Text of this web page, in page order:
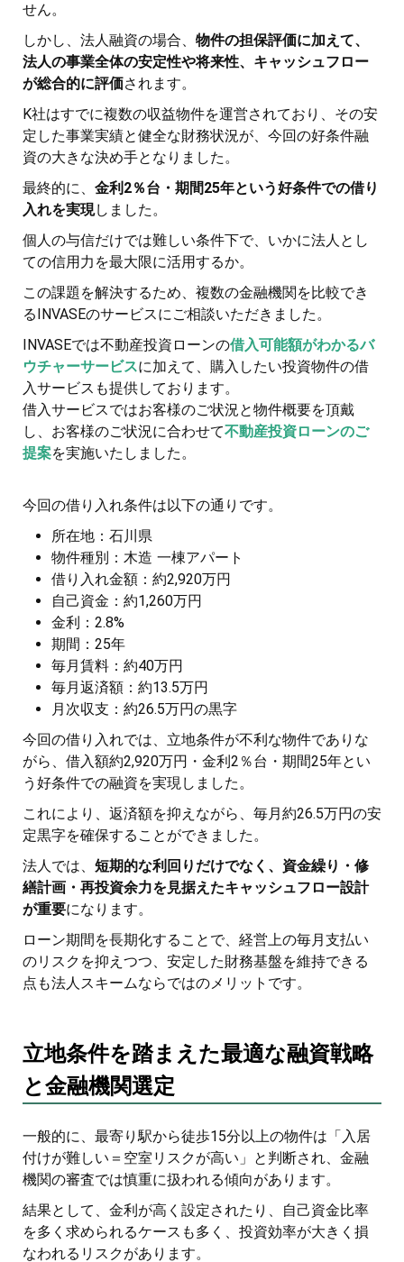
せん。
しかし、法人融資の場合、 物件の担保評価に加えて、
法人の事業全体の安定性や将来性、キャッシュフロー
が総合的に評価されます。
K社はすでに複数の収益物件を運営されており、その安
定した事業実績と健全な財務状況が、今回の好条件融
資の大きな決め手となりました。
最終的に、 金利2％台・期間25年という好条件での借り
入れを実現しました。
個人の与信だけでは難しい条件下で、いかに法人とし
ての信用力を最大限に活用するか。
この課題を解決するため、複数の金融機関を比較でき
るINVASEのサービスにご相談いただきました。
INVASEでは不動産投資ローンの借入可能額がわかるバ
ウチャーサービスに加えて、購入したい投資物件の借
入サービスも提供しております。
借入サービスではお客様のご状況と物件概要を頂戴
し、お客様のご状況に合わせて不動産投資ローンのご
提案を実施いたしました。
今回の借り入れ条件は以下の通りです。
所在地：石川県
物件種別：木造 一棟アパート
借り入れ金額：約2,920万円
自己資金：約1,260万円
金利：2.8%
期間：25年
毎月賃料：約40万円
毎月返済額：約13.5万円
月次収支：約26.5万円の黒字
今回の借り入れでは、立地条件が不利な物件でありな
がら、借入額約2,920万円・金利2％台・期間25年とい
う好条件での融資を実現しました。
これにより、返済額を抑えながら、毎月約26.5万円の安
定黒字を確保することができました。
法人では、 短期的な利回りだけでなく、資金繰り・修
繕計画・再投資余力を見据えたキャッシュフロー設計
が重要になります。
ローン期間を長期化することで、経営上の毎月支払い
のリスクを抑えつつ、安定した財務基盤を維持できる
点も法人スキームならではのメリットです。
立地条件を踏まえた最適な融資戦略
と金融機関選定
一般的に、最寄り駅から徒歩15分以上の物件は「入居
付けが難しい＝空室リスクが高い」と判断され、金融
機関の審査では慎重に扱われる傾向があります。
結果として、金利が高く設定されたり、自己資金比率
を多く求められるケースも多く、投資効率が大きく損
なわれるリスクがあります。